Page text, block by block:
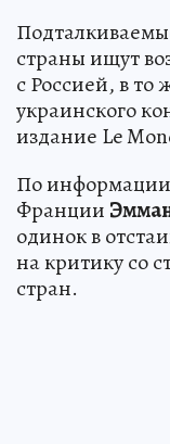
страны ищут
с Россией, в
украинского
издание Le
По
Франции
одинок в
на критику со
стран.